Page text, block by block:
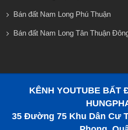
Bán đất Nam Long Phú Thuận
Bán đất Nam Long Tân Thuận
KÊNH YOUTUBE BẤT
35 Đường 75 Khu Dân Cư